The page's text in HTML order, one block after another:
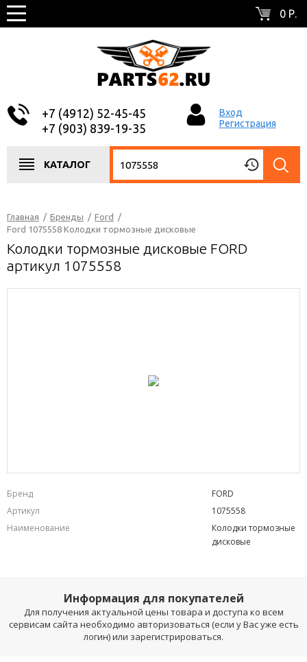
0 Р.
+7 (4912) 52-45-45
+7 (903) 839-19-35
Вход
Регистрация
КАТАЛОГ
Главная / Бренды / Ford
/
Ford 1075558 Колодки тормозные дисковые
Колодки тормозные дисковые FORD
артикул 1075558
Бренд
FORD
Артикул
1075558
Наименование
Колодки тормозные
дисковые
Информация для покупателей
Для получения актуальной цены товара и доступа ко всем
сервисам сайта необходимо авторизоваться (если у Вас уже есть
логин) или зарегистрироваться.